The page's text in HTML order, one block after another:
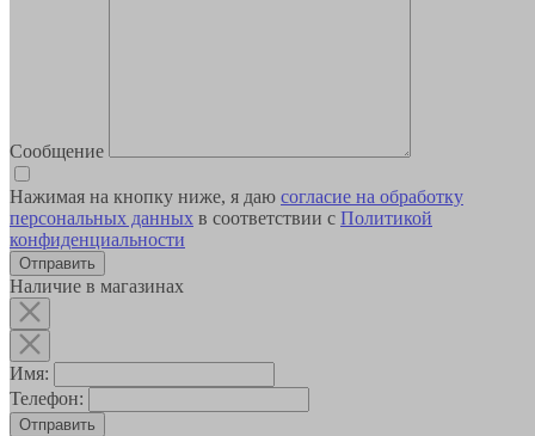
Сообщение
Нажимая на кнопку ниже, я даю согласие на обработку
персональных данных в соответствии с Политикой
конфиденциальности
Наличие в магазинах
Имя:
Телефон:
Отправить